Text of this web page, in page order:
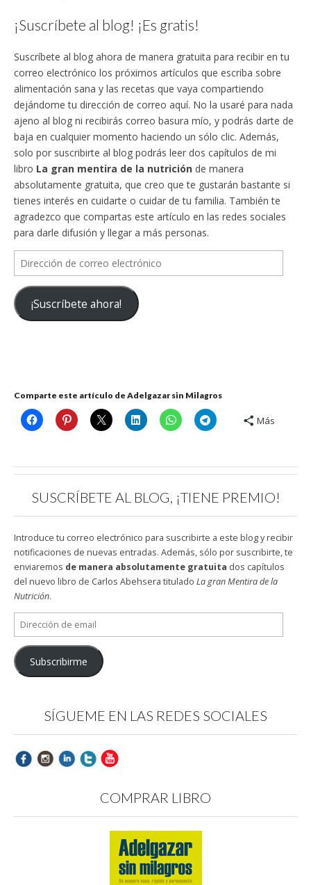
¡Suscríbete al blog! ¡Es gratis!
Suscríbete al blog ahora de manera gratuita para recibir en tu
correo electrónico los próximos artículos que escriba sobre
alimentación sana y las recetas que vaya compartiendo
dejándome tu dirección de correo aquí. No la usaré para nada
ajeno al blog ni recibirás correo basura mío, y podrás darte de
baja en cualquier momento haciendo un sólo clic. Además,
solo por suscribirte al blog podrás leer dos capítulos de mi
libro La gran mentira de la nutrición de manera
absolutamente gratuita, que creo que te gustarán bastante si
tienes interés en cuidarte o cuidar de tu familia. También te
agradezco que compartas este artículo en las redes sociales
para darle difusión y llegar a más personas.
Dirección
de
correo
electrónico
¡Suscríbete ahora!
Comparte este artículo de Adelgazar sin Milagros
Más
SUSCRÍBETE AL BLOG, ¡TIENE PREMIO!
Introduce tu correo electrónico para suscribirte a este blog y recibir
notificaciones de nuevas entradas. Además, sólo por suscribirte, te
enviaremos de manera absolutamente gratuita dos capítulos
del nuevo libro de Carlos Abehsera titulado La gran Mentira de la
Nutrición.
Dirección
de
email
Subscribirme
SÍGUEME EN LAS REDES SOCIALES
COMPRAR LIBRO